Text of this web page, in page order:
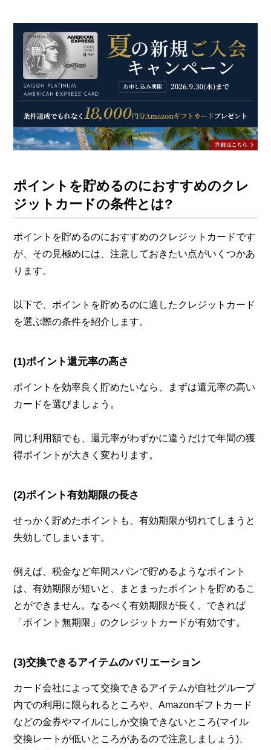
ポイントを貯めるのにおすすめのクレ
ジットカードの条件とは?
ポイントを貯めるのにおすすめのクレジットカードです
が、その見極めには、注意しておきたい点がいくつかあ
ります。
以下で、ポイントを貯めるのに適したクレジットカード
を選ぶ際の条件を紹介します。
(1)ポイント還元率の高さ
ポイントを効率良く貯めたいなら、まずは還元率の高い
カードを選びましょう。
同じ利用額でも、還元率がわずかに違うだけで年間の獲
得ポイントが大きく変わります。
(2)ポイント有効期限の長さ
せっかく貯めたポイントも、有効期限が切れてしまうと
失効してしまいます。
例えば、税金など年間スパンで貯めるようなポイント
は、有効期限が短いと、まとまったポイントを貯めるこ
とができません。なるべく有効期限が長く、できれば
「ポイント無期限」のクレジットカードが有効です。
(3)交換できるアイテムのバリエーション
カード会社によって交換できるアイテムが自社グループ
内での利用に限られるところや、Amazonギフトカード
などの金券やマイルにしか交換できないところ(マイル
交換レートが低いところがあるので注意しましょう)、